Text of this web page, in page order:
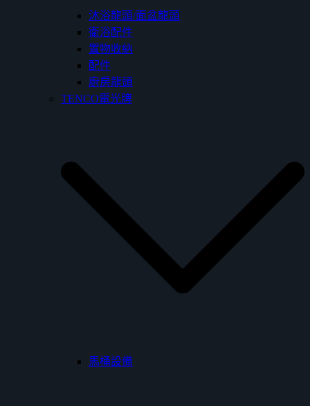
沐浴龍頭/面盆龍頭
衛浴配件
置物收納
配件
廚房龍頭
TENCO電光牌
馬桶設備